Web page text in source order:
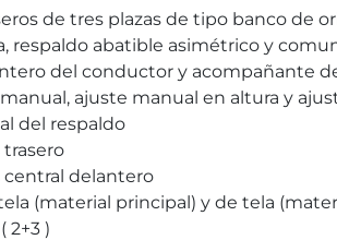
de tres plazas de tipo banco de
respaldo abatible asimétrico y
del conductor y acompañante
ajuste manual en altura y
del respaldo
trasero
central delantero
(material principal) y de tela
2+3 )